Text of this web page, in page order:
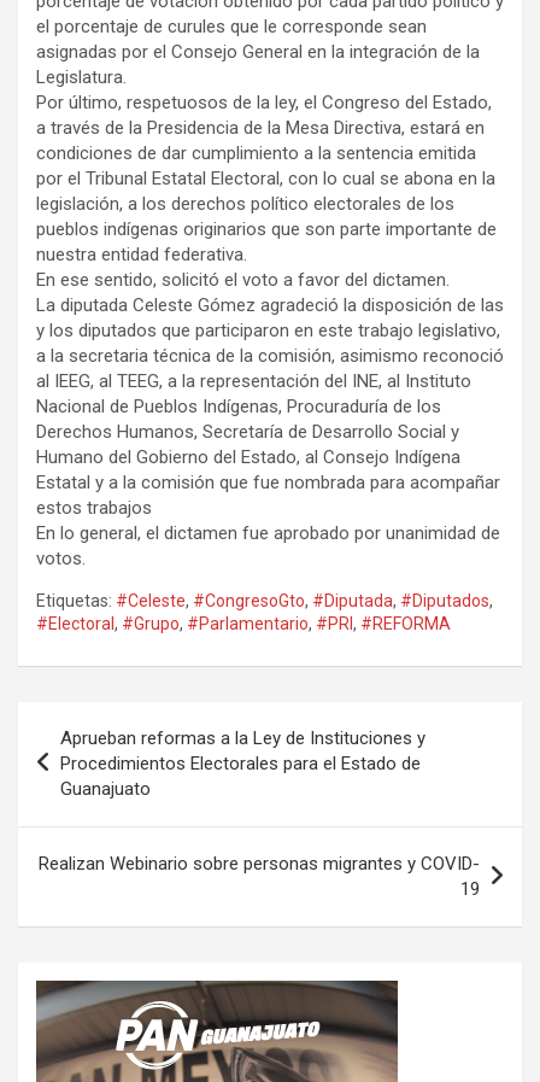
el porcentaje de curules que le corresponde sean
asignadas por el Consejo General en la integración de la
Legislatura.
Por último, respetuosos de la ley, el Congreso del Estado,
a través de la Presidencia de la Mesa Directiva, estará en
condiciones de dar cumplimiento a la sentencia emitida
por el Tribunal Estatal Electoral, con lo cual se abona en la
legislación, a los derechos político electorales de los
pueblos indígenas originarios que son parte importante de
nuestra entidad federativa.
En ese sentido, solicitó el voto a favor del dictamen.
La diputada Celeste Gómez agradeció la disposición de las
y los diputados que participaron en este trabajo legislativo,
a la secretaria técnica de la comisión, asimismo reconoció
al IEEG, al TEEG, a la representación del INE, al Instituto
Nacional de Pueblos Indígenas, Procuraduría de los
Derechos Humanos, Secretaría de Desarrollo Social y
Humano del Gobierno del Estado, al Consejo Indígena
Estatal y a la comisión que fue nombrada para acompañar
estos trabajos
En lo general, el dictamen fue aprobado por unanimidad de
votos.
Etiquetas: #Celeste, #CongresoGto, #Diputada, #Diputados,
#Electoral , #Grupo, #Parlamentario, #PRI , #REFORMA
de
entradas
Aprueban reformas a la Ley de Instituciones y
Procedimientos Electorales para el Estado de
Guanajuato
Realizan Webinario sobre personas migrantes y COVID-
19